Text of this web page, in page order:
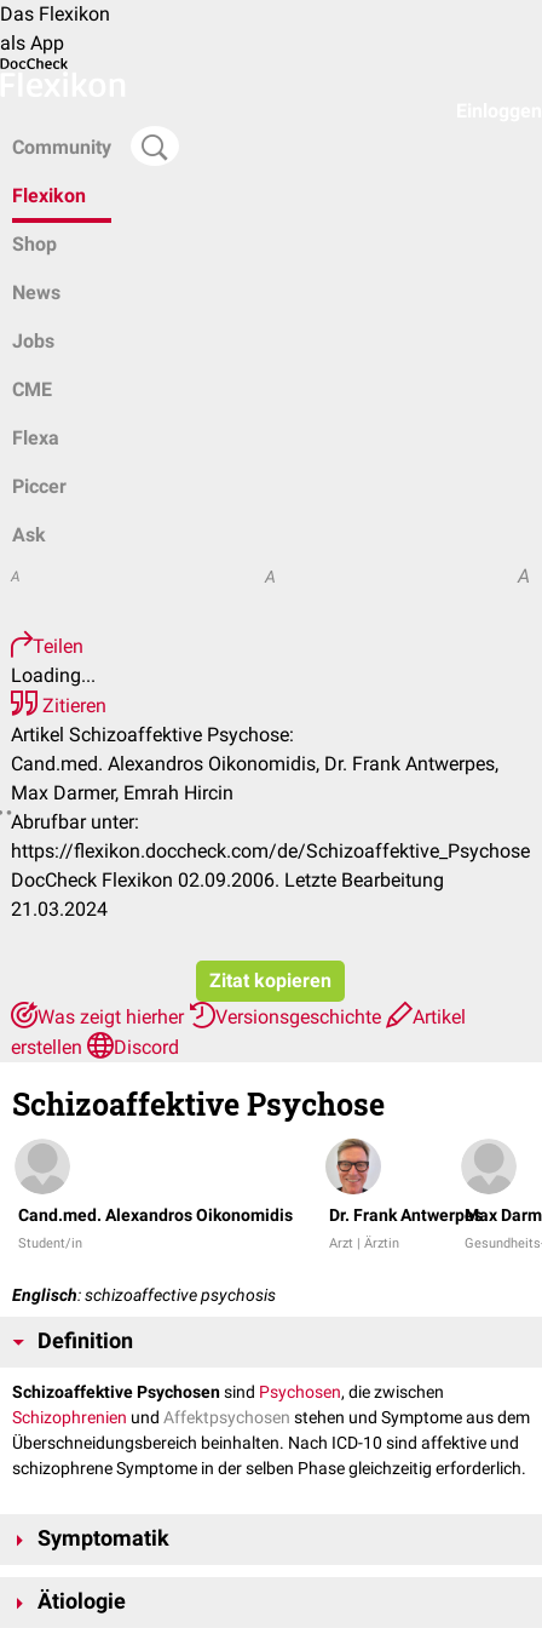
Das Flexikon
als App
Community
Flexikon
Shop
News
Jobs
CME
Flexa
Piccer
Ask
A A A
Teilen
Loading...
Zitieren
Artikel Schizoaffektive Psychose:
Cand.med. Alexandros Oikonomidis, Dr. Frank Antwerpes,
Max Darmer, Emrah Hircin
Abrufbar unter:
https://flexikon.doccheck.com/de/Schizoaffektive_Psychose
DocCheck Flexikon 02.09.2006. Letzte Bearbeitung
21.03.2024
Zitat kopieren
Was zeigt hierher
Versionsgeschichte
Artikel
erstellen
Discord
Schizoaffektive Psychose
Cand.med. Alexandros Oikonomidis
Student/in
Dr. Frank Antwerpes
Arzt | Ärztin
Max
Englisch: schizoaffective psychosis
Definition
Schizoaffektive Psychosensind Psychosen, die zwischen
Schizophrenien und Affektpsychosen stehen und Symptome aus dem
Überschneidungsbereich beinhalten. Nach ICD-10 sind affektive und
schizophrene Symptome in der selben Phase gleichzeitig erforderlich.
Symptomatik
melancholisch-depressiven (Schlafstörungen, Schuldgefühle,
Ätiologie